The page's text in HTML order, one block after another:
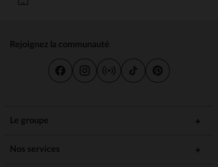
Rejoignez la communauté
Le groupe
Nos services